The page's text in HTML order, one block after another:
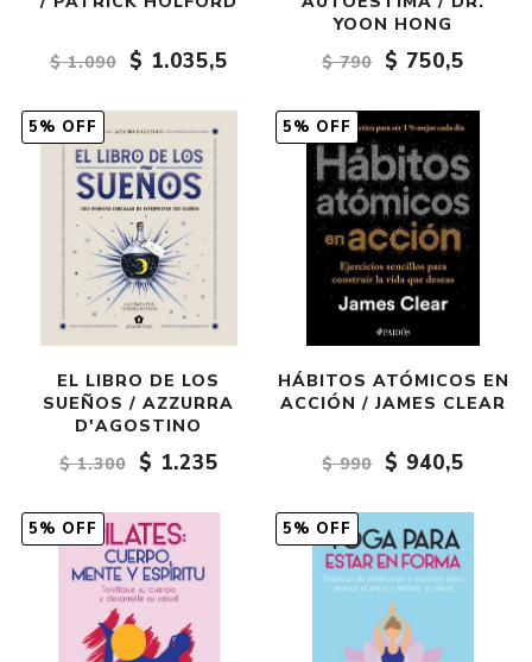
$ 1.090 $ 1.035,5
YOON HONG
$ 790
$ 750,5
5% OFF
EL LIBRO DE LOS
SUEÑOS / AZZURRA
D'AGOSTINO
$ 1.300
$ 1.235
5% OFF
HÁBITOS ATÓMICOS EN
ACCIÓN / JAMES CLEAR
$ 990 $ 940,5
5% OFF 5% OFF